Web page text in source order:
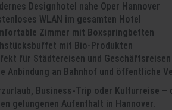
Designhotel nahe Oper Hannover
WLAN im gesamten Hotel
Zimmer mit Boxspringbetten
mit Bio-Produkten
für Städtereisen und Geschäftsreisen
Anbindung an Bahnhof und öffentliche
Business-Trip oder Kulturreise
gelungenen Aufenthalt in Hannover.